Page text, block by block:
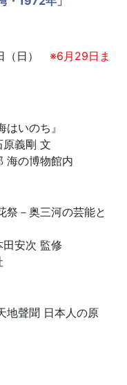
（日） ※6月29日ま
いのち』
義剛 文
海の博物館内
祭－奥三河の芸能と
安次 監修
地聲聞 日本人の原